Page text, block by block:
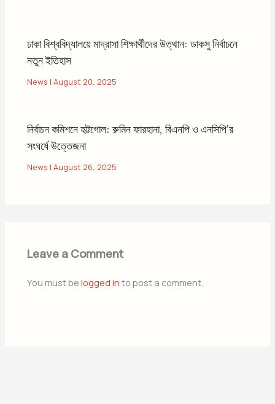
ঢাকা বিশ্ববিদ্যালয়ে মাদ্রাসা শিক্ষার্থীদের উত্থান: ডাকসু নির্বাচনে
নতুন ইতিহাস
News |August 20, 2025
নির্বাচন কমিশনে হট্টগোল: রুমিন ফারহানা, বিএনপি ও এনসিপি’র
সংঘর্ষে উত্তেজনা
News |August 26, 2025
Leave a Comment
You must belogged in to post a comment.